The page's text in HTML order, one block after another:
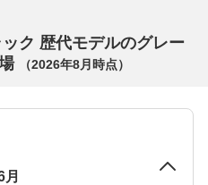
ク 歴代モデルのグレー
（2026年8月 時点）